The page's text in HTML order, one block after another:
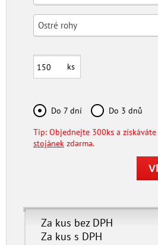
Ostré rohy
ks
Do 7 dní
Do 3 dnů
Tip: Objednejte 300ks a získáváte
stojánek zdarma.
Za kus bez DPH
Za kus s DPH